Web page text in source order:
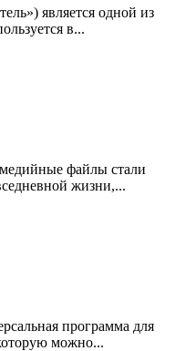
является одной из
в...
файлы стали
жизни,...
программа для
можно...